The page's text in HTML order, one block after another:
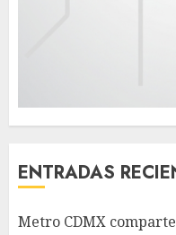
ENTRADAS
Metro CDMX